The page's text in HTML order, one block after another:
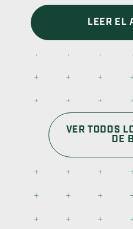
LEER EL
VER TODOS
DE